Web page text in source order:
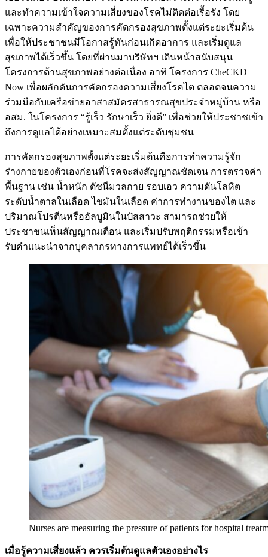
และทำความเข้าใจความเสี่ยงของโรคไม่ติดต่อเรื้อรัง โดย
เฉพาะความสำคัญของการคัดกรองสุขภาพตั้งแต่ระยะเริ่มต้น
เพื่อให้ประชาชนมีโอกาสรู้ทันก่อนเกิดอาการ และเริ่มดูแล
สุขภาพได้เร็วขึ้น โดยที่ผ่านมาบริษัทฯ เดินหน้าสนับสนุน
โครงการด้านสุขภาพอย่างต่อเนื่อง อาทิ โครงการ CheCKD
Now เพื่อผลักดันการคัดกรองความเสี่ยงโรคไต ตลอดจนความ
ร่วมมือกับเครือข่ายอาสาสมัครสาธารณสุขประจำหมู่บ้าน หรือ
อสม. ในโครงการ “รู้เร็ว รักษาเร็ว ยิ่งดี” เพื่อช่วยให้ประชาชเข้า
ถึงการดูแลได้อย่างเหมาะสมตั้งแต่ระดับชุมชน
การคัดกรองสุขภาพตั้งแต่ระยะเริ่มต้นคือการทำความรู้จัก
ร่างกายของตัวเองก่อนที่โรคจะส่งสัญญาณชัดเจน การตรวจค่า
พื้นฐาน เช่น น้ำหนัก ดัชนีมวลกาย รอบเอว ความดันโลหิต
ระดับน้ำตาลในเลือด ไขมันในเลือด ค่าการทำงานของไต และ
ปริมาณโปรตีนหรืออัลบูมินในปัสสาวะ สามารถช่วยให้
ประชาชนเห็นสัญญาณเตือน และเริ่มปรับพฤติกรรมหรือเข้า
รับคำแนะนำจากบุคลากรทางการแพทย์ได้เร็วขึ้น
Nurses are measuring the pressure of patients for hospital
เมื่อรู้ความเสี่ยงแล้ว ควรเริ่มต้นดูแลตัวเองอย่างไร